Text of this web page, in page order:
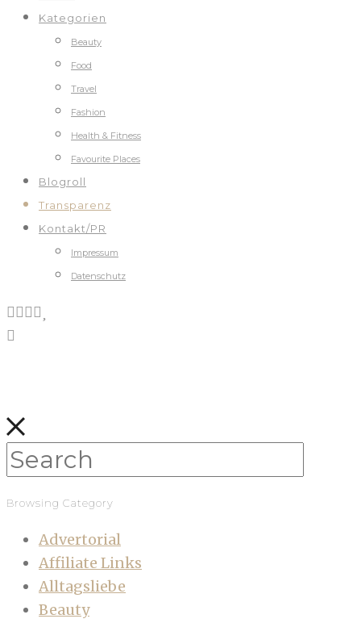
Kategorien
Beauty
Food
Travel
Fashion
Health & Fitness
Favourite Places
Blogroll
Transparenz
Kontakt/PR
Impressum
Datenschutz
Browsing Category
Advertorial
Affiliate Links
Alltagsliebe
Beauty